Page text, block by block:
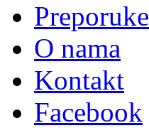
Preporuke
O nama
Kontakt
Facebook